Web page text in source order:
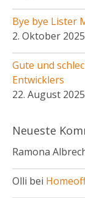
Bye bye Lister
2. Oktober 2025
Gute und
Entwicklers
22. August 2025
Neueste
Ramona
Olli bei